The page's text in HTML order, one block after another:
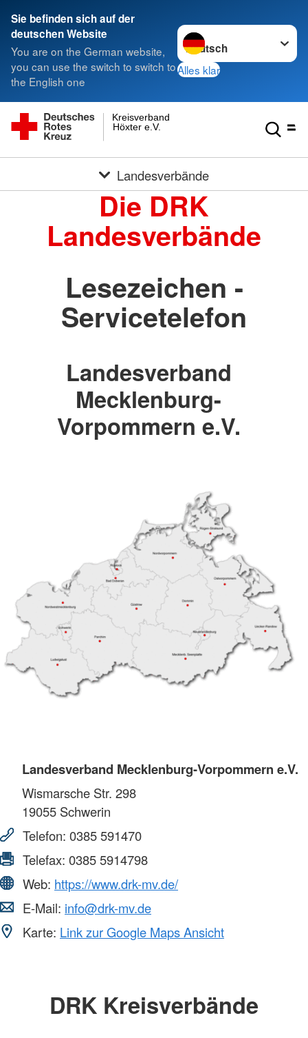
Sie befinden sich auf der
deutschen Website
You are on the German website,
you can use the switch to switch to
the English one
Sprache wechseln zu
Alles klar
Höxter e.V.
Kreisverband
Landesverbände
Die DRK
Landesverbände
Lesezeichen -
Servicetelefon
Landesverband
Mecklenburg-
Vorpommern e.V.
Landesverband Mecklenburg-Vorpommern e.V.
Wismarsche Str. 298
19055 Schwerin
Telefon: 0385 591470
Telefax: 0385 5914798
Web: https://www.drk-mv.de/
E-Mail: info@drk-mv.de
Karte: Link zur Google Maps Ansicht
DRK Kreisverbände